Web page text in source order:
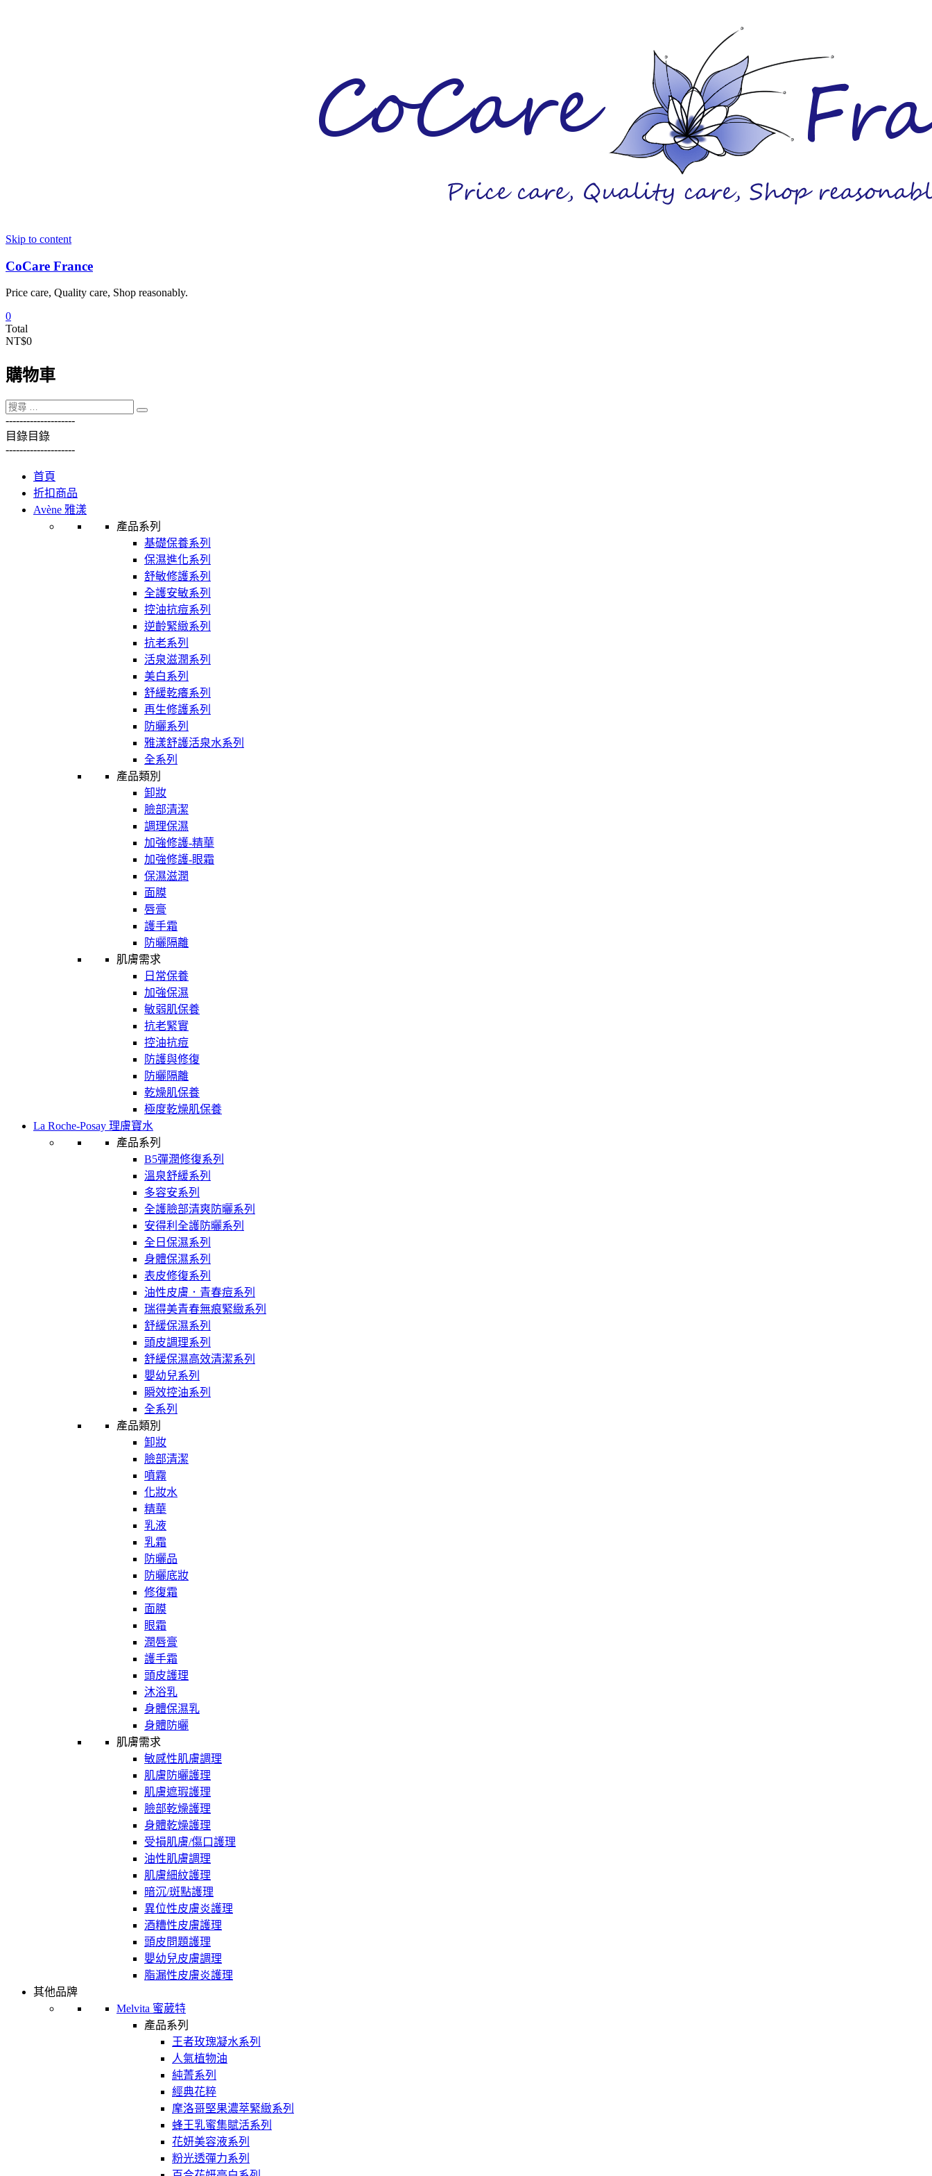
Skip to content
CoCare France
Price care, Quality care, Shop reasonably.
0
Total
NT$0
購物車
--------------------
目錄目錄
--------------------
首頁
折扣商品
Avène 雅漾
產品系列
基礎保養系列
保濕進化系列
舒敏修護系列
全護安敏系列
控油抗痘系列
逆齡緊緻系列
抗老系列
活泉滋潤系列
美白系列
舒緩乾癢系列
再生修護系列
防曬系列
雅漾舒護活泉水系列
全系列
產品類別
卸妝
臉部清潔
調理保濕
加強修護-精華
加強修護-眼霜
保濕滋潤
面膜
唇膏
護手霜
防曬隔離
肌膚需求
日常保養
加強保濕
敏弱肌保養
抗老緊實
控油抗痘
防護與修復
防曬隔離
乾燥肌保養
極度乾燥肌保養
La Roche-Posay 理膚寶水
產品系列
B5彈潤修復系列
溫泉舒緩系列
多容安系列
全護臉部清爽防曬系列
安得利全護防曬系列
全日保濕系列
身體保濕系列
表皮修復系列
油性皮膚．青春痘系列
瑞得美青春無痕緊緻系列
舒緩保濕系列
頭皮調理系列
舒緩保濕高效清潔系列
嬰幼兒系列
瞬效控油系列
全系列
產品類別
卸妝
臉部清潔
噴霧
化妝水
精華
乳液
乳霜
防曬品
防曬底妝
修復霜
面膜
眼霜
潤唇膏
護手霜
頭皮護理
沐浴乳
身體保濕乳
身體防曬
肌膚需求
敏感性肌膚調理
肌膚防曬護理
肌膚遮瑕護理
臉部乾燥護理
身體乾燥護理
受損肌膚/傷口護理
油性肌膚調理
肌膚細紋護理
暗沉/斑點護理
異位性皮膚炎護理
酒糟性皮膚護理
頭皮問題護理
嬰幼兒皮膚調理
脂漏性皮膚炎護理
其他品牌
Melvita 蜜葳特
產品系列
王者玫瑰凝水系列
人氣植物油
純菁系列
經典花粹
摩洛哥堅果濃萃緊緻系列
蜂王乳蜜集賦活系列
花妍美容液系列
粉光透彈力系列